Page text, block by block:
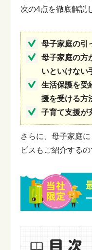
次の4点を徹底解説
母子家庭の引
母子家庭の方
いといけない
生活保護を受
援を受ける方
子育て支援が
さらに、母子家庭
ビスもご紹介する